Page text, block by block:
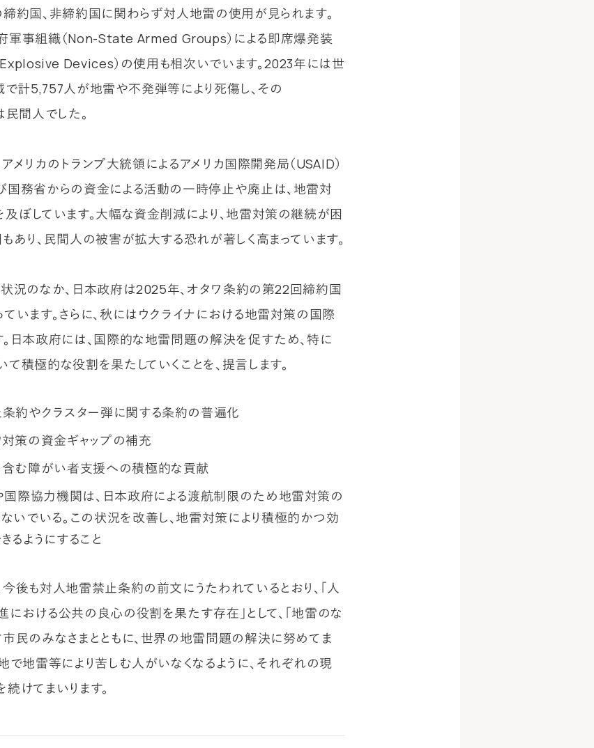
約国、非締約国に関わらず対人地雷の使用が見られます。
軍事組織（Non-State Armed Groups）による即席爆発装
Devices）の使用も相次いでいます。2023年には世
で計5,757人が地雷や不発弾等により死傷し、その
民間人でした。
メリカのトランプ大統領によるアメリカ国際開発局（USAID）
国務省からの資金による活動の一時停止や廃止は、地雷対
ぼしています。大幅な資金削減により、地雷対策の継続が困
あり、民間人の被害が拡大する恐れが著しく高まっています。
状況のなか、日本政府は2025年、オタワ条約の第22回締約国
います。さらに、秋にはウクライナにおける地雷対策の国際
日本政府には、国際的な地雷問題の解決を促すため、特に
積極的な役割を果たしていくことを、提言します。
約やクラスター弾に関する条約の普遍化
策の資金ギャップの補充
む障がい者支援への積極的な貢献
国際協力機関は、日本政府による渡航制限のため地雷対策の
いでいる。この状況を改善し、地雷対策により積極的かつ効
るようにすること
後も対人地雷禁止条約の前文にうたわれているとおり、「人
おける公共の良心の役割を果たす存在」として、「地雷のな
民のみなさまとともに、世界の地雷問題の解決に努めてま
で地雷等により苦しむ人がいなくなるように、それぞれの現
けてまいります。